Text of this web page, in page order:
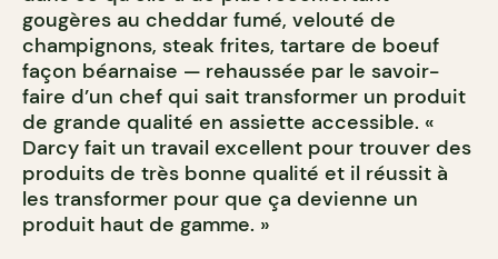
gougères au cheddar fumé, velouté de
champignons, steak frites, tartare de boeuf
façon béarnaise — rehaussée par le savoir-
faire d’un chef qui sait transformer un produit
de grande qualité en assiette accessible. «
Darcy fait un travail excellent pour trouver des
produits de très bonne qualité et il réussit à
les transformer pour que ça devienne un
produit haut de gamme. »